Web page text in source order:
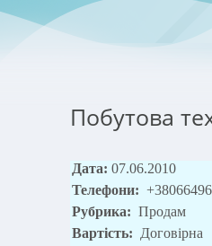
Побутова
Дата: 07.06.2010
Телефони:
Рубрика: Продам
Вартість: Договірна